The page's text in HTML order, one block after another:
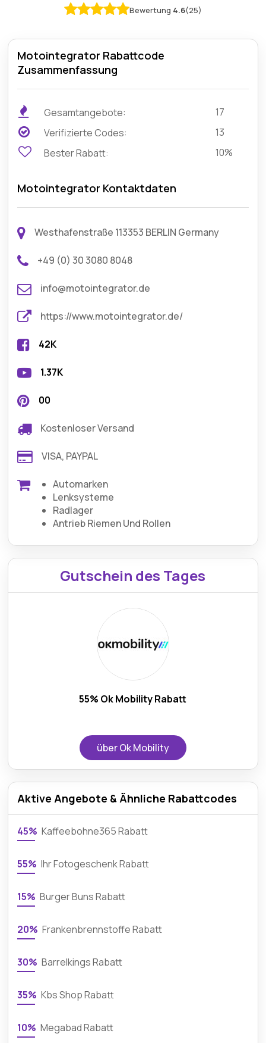
Bewertung 4.6(25)
Motointegrator Rabattcode
Zusammenfassung
Gesamtangebote:
17
Verifizierte Codes:
13
Bester Rabatt:
10%
Motointegrator Kontaktdaten
Westhafenstraße 113353 BERLIN Germany
+49 (0) 30 3080 8048
info@motointegrator.de
https://www.motointegrator.de/
42K
1.37K
00
Kostenloser Versand
VISA, PAYPAL
Automarken
Lenksysteme
Radlager
Antrieb Riemen Und Rollen
Gutschein des Tages
55% Ok Mobility Rabatt
über Ok Mobility
Aktive Angebote & Ähnliche Rabattcodes
45% Kaffeebohne365 Rabatt
55% Ihr Fotogeschenk Rabatt
15% Burger Buns Rabatt
20% Frankenbrennstoffe Rabatt
30% Barrelkings Rabatt
35% Kbs Shop Rabatt
10% Megabad Rabatt